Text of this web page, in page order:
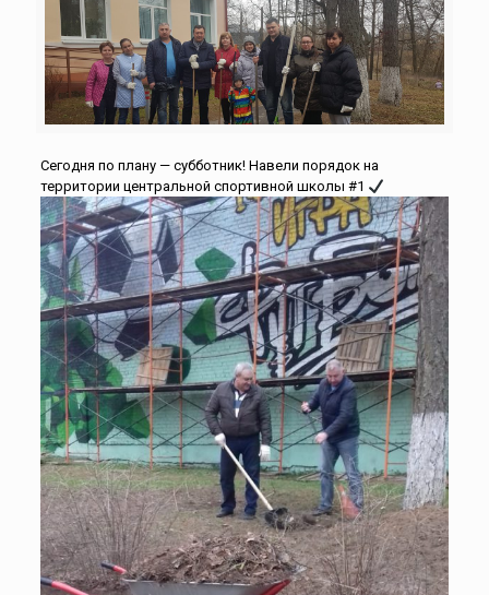
Сегодня по плану — субботник! Навели порядок на
территории центральной спортивной школы #1